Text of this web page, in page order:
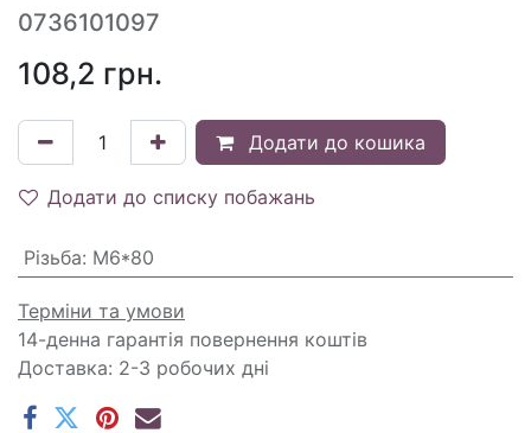
0736101097
108,2 грн.
Додати до кошика
Додати до списку побажань
Різьба: M6*80
Терміни та умови
14-денна гарантія повернення коштів
Доставка: 2-3 робочих дні